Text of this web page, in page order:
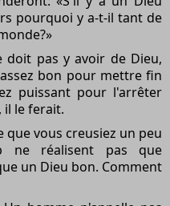
pourquoi y a-t-il tant de
doit pas y avoir de Dieu,
bon pour mettre fin
puissant pour l'arrêter
il le ferait.
que vous creusiez un peu
ne réalisent pas que
un Dieu bon. Comment